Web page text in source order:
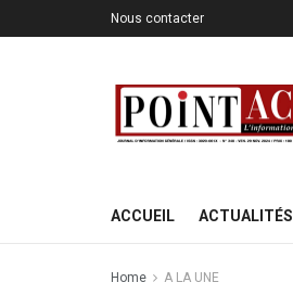
Nous contacter
ACCUEIL ACTUALITÉS
Home A LA UNE